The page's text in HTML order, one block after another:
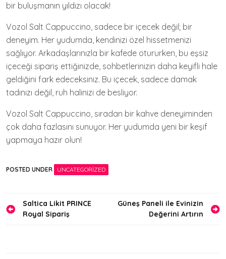
bir buluşmanın yıldızı olacak!
Vozol Salt Cappuccino, sadece bir içecek değil; bir
deneyim. Her yudumda, kendinizi özel hissetmenizi
sağlıyor. Arkadaşlarınızla bir kafede otururken, bu eşsiz
içeceği sipariş ettiğinizde, sohbetlerinizin daha keyifli hale
geldiğini fark edeceksiniz. Bu içecek, sadece damak
tadınızı değil, ruh halinizi de besliyor.
Vozol Salt Cappuccino, sıradan bir kahve deneyiminden
çok daha fazlasını sunuyor. Her yudumda yeni bir keşif
yapmaya hazır olun!
POSTED UNDER UNCATEGORIZED
Yazı
gezinmesi
Saltica Likit PRINCE
Royal Sipariş
Güneş Paneli ile Evinizin
Değerini Artırın